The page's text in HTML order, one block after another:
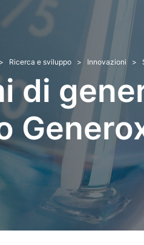
Ricerca e sviluppo Innovazioni
di